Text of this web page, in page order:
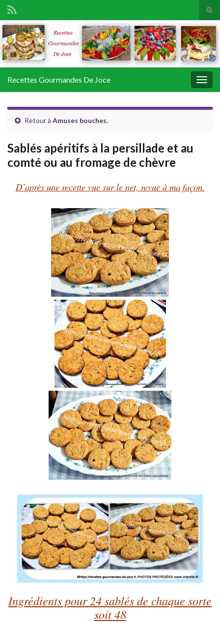
Search for:
Recettes Gourmandes De Joce
Retour à Amuses bouches.
Sablés apéritifs à la persillade et au
comté ou au fromage de chèvre
D’après une recette vue sur le net, revue à ma façon.
Ingrédients pour 24 sablés de chaque sorte
soit 48